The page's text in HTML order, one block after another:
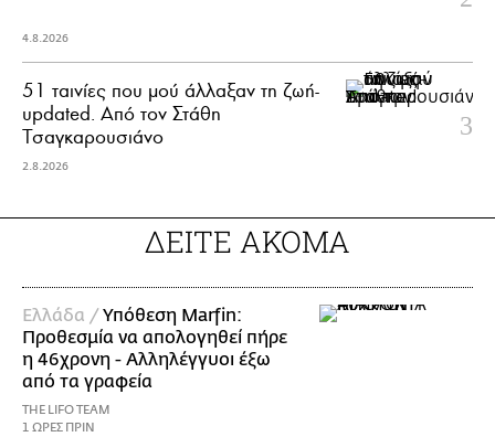
4.8.2026
51 ταινίες που μού άλλαξαν τη ζωή-
updated. Aπό τον Στάθη
Τσαγκαρουσιάνο
2.8.2026
ΔΕΙΤΕ ΑΚΟΜΑ
Ελλάδα / Υπόθεση Marfin:
Προθεσμία να απολογηθεί πήρε
η 46χρονη - Αλληλέγγυοι έξω
από τα γραφεία
THE LIFO TEAM
1 ΩΡΕΣ ΠΡΙΝ